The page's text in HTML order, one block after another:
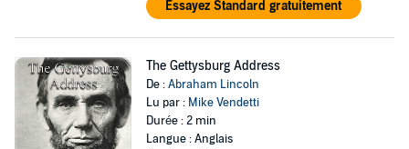
Essayez Standard gratuitement
The Gettysburg Address
De :Abraham Lincoln
Lu par : Mike Vendetti
Durée : 2 min
Langue : Anglais